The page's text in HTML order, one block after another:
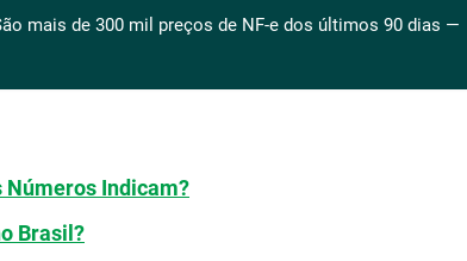
mais de 300 mil preços de NF-e dos últimos 90 dias —
Números Indicam?
Brasil?